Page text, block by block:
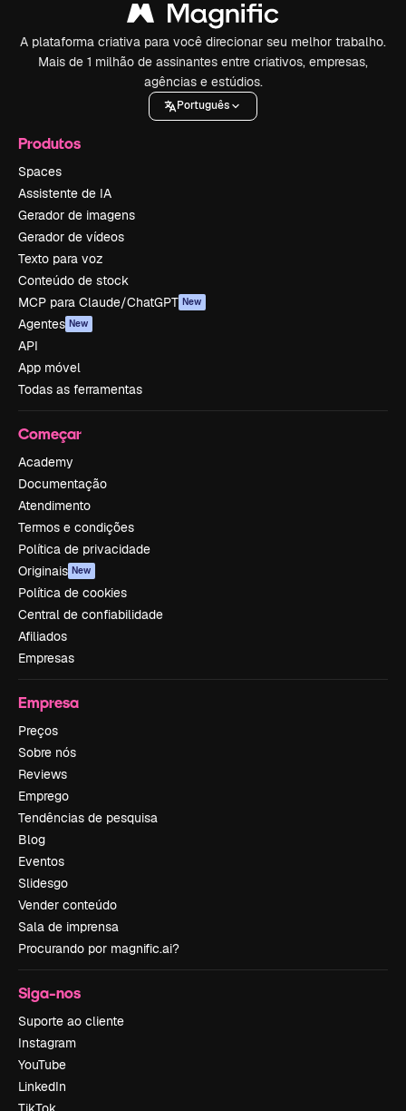
A plataforma criativa para você direcionar seu melhor trabalho.
Mais de 1 milhão de assinantes entre criativos, empresas,
agências e estúdios.
Português
Produtos
Spaces
Assistente de IA
Gerador de imagens
Gerador de vídeos
Texto para voz
Conteúdo de stock
MCP para Claude/ChatGPT New
Agentes New
API
App móvel
Todas as ferramentas
Começar
Academy
Documentação
Atendimento
Termos e condições
Política de privacidade
Originais New
Política de cookies
Central de confiabilidade
Afiliados
Empresas
Empresa
Preços
Sobre nós
Reviews
Emprego
Tendências de pesquisa
Blog
Eventos
Slidesgo
Vender conteúdo
Sala de imprensa
Procurando por magnific.ai?
Siga-nos
Suporte ao cliente
Instagram
YouTube
LinkedIn